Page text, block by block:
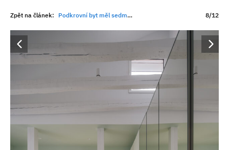
Zpět na článek: Podkrovní byt měl sedm sklonů střechy a minimum světla. Architekti z nevýhody udělali hlavní přednost 8/12